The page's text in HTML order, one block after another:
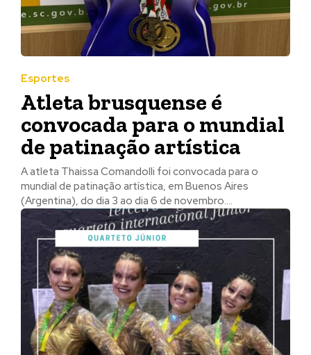
Esportes
Atleta brusquense é
convocada para o mundial
de patinação artística
A atleta Thaissa Comandolli foi convocada para o
mundial de patinação artística, em Buenos Aires
(Argentina), do dia 3 ao dia 6 de novembro....